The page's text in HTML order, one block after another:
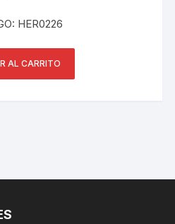
HER0226
AL CARRITO